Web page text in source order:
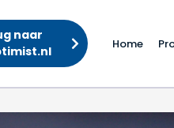
naar
Home
is weer